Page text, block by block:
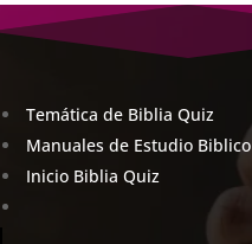
Temática de Biblia Quiz
Manuales de Estudio Biblico
Inicio Biblia Quiz